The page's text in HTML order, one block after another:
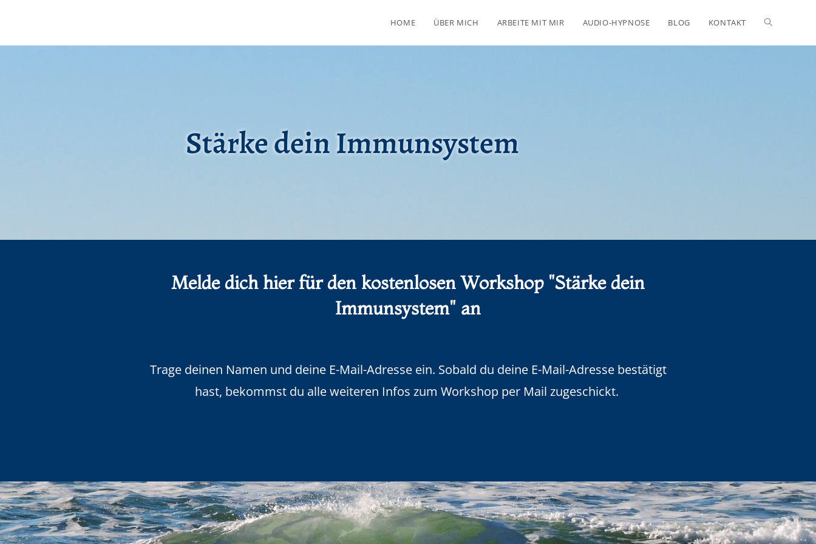
HOME ÜBER MICH ARBEITE MIT MIR AUDIO-HYPNOSE BLOG KONTAKT
Stärke dein Immunsystem
Melde dich hier für den kostenlosen Workshop "Stärke dein
Immunsystem" an
Trage deinen Namen und deine E-Mail-Adresse ein. Sobald du deine E-Mail-Adresse bestätigt
hast, bekommst du alle weiteren Infos zum Workshop per Mail zugeschickt.